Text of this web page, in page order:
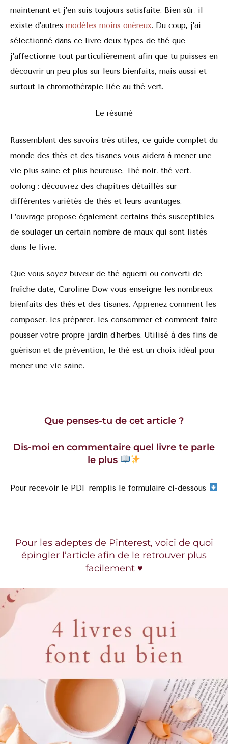
maintenant et j’en suis toujours satisfaite. Bien sûr, il
existe d’autres modèles moins onéreux. Du coup, j’ai
sélectionné dans ce livre deux types de thé que
j’affectionne tout particulièrement afin que tu puisses en
découvrir un peu plus sur leurs bienfaits, mais aussi et
surtout la chromothérapie liée au thé vert.
Le résumé
Rassemblant des savoirs très utiles, ce guide complet du
monde des thés et des tisanes vous aidera à mener une
vie plus saine et plus heureuse. Thé noir, thé vert,
oolong : découvrez des chapitres détaillés sur
différentes variétés de thés et leurs avantages.
L’ouvrage propose également certains thés susceptibles
de soulager un certain nombre de maux qui sont listés
dans le livre.
Que vous soyez buveur de thé aguerri ou converti de
fraîche date, Caroline Dow vous enseigne les nombreux
bienfaits des thés et des tisanes. Apprenez comment les
composer, les préparer, les consommer et comment faire
pousser votre propre jardin d’herbes. Utilisé à des fins de
guérison et de prévention, le thé est un choix idéal pour
mener une vie saine.
Que penses-tu de cet article ?
Dis-moi en commentaire quel livre te parle
le plus
Pour recevoir le PDF remplis le formulaire ci-dessous
Pour les adeptes de Pinterest, voici de quoi
épingler l’article afin de le retrouver plus
facilement ♥